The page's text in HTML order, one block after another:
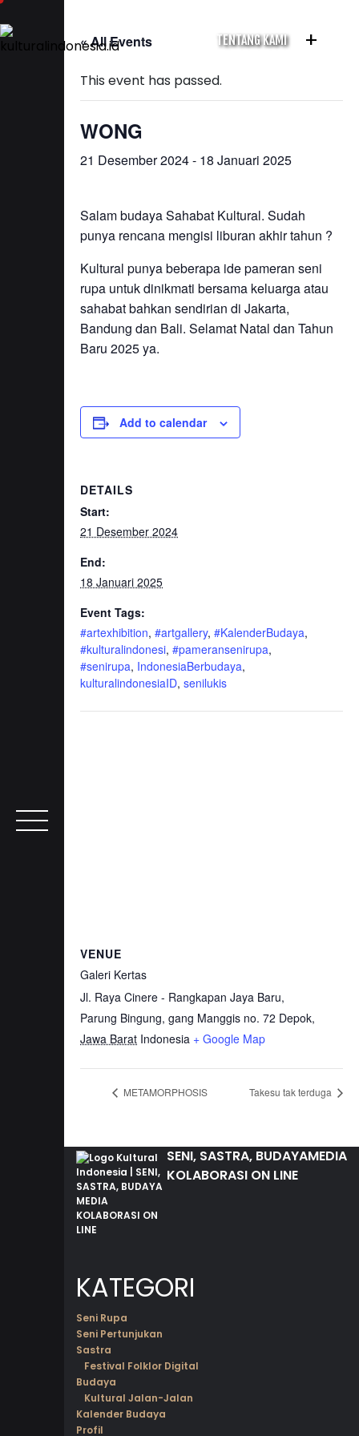
TENTANG KAMI +
« All Events
This event has passed.
WONG
21 Desember 2024- 18 Januari 2025
Salam budaya Sahabat Kultural. Sudah
punya rencana mengisi liburan akhir tahun ?
Kultural punya beberapa ide pameran seni
rupa untuk dinikmati bersama keluarga atau
sahabat bahkan sendirian di Jakarta,
Bandung dan Bali. Selamat Natal dan Tahun
Baru 2025 ya.
Add to calendar
DETAILS
Start:
21 Desember 2024
End:
18 Januari 2025
Event Tags:
#artexhibition, #artgallery, #KalenderBudaya,
#kulturalindonesi, #pameransenirupa,
#senirupa, IndonesiaBerbudaya,
kulturalindonesiaID, senilukis
VENUE
Galeri Kertas
Jl. Raya Cinere - Rangkapan Jaya Baru,
Parung Bingung, gang Manggis no. 72 Depok,
Jawa Barat Indonesia + Google Map
METAMORPHOSIS Takesu tak terduga
SENI, SASTRA, BUDAYAMEDIA
KOLABORASI ON LINE
KATEGORI
Seni Rupa
Seni Pertunjukan
Sastra
Festival Folklor Digital
Budaya
Kultural Jalan-Jalan
Kalender Budaya
Profil